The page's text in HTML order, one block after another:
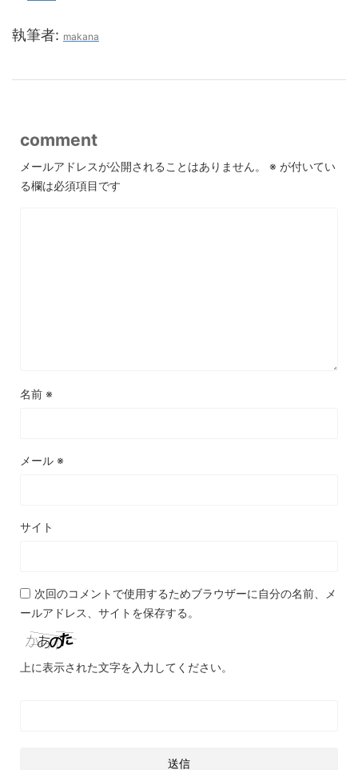
執筆者: makana
comment
メールアドレスが公開されることはありません。 ※ が付いてい
る欄は必須項目です
名前 ※
メール ※
サイト
次回のコメントで使用するためブラウザーに自分の名前、メ
ールアドレス、サイトを保存する。
上に表示された文字を入力してください。